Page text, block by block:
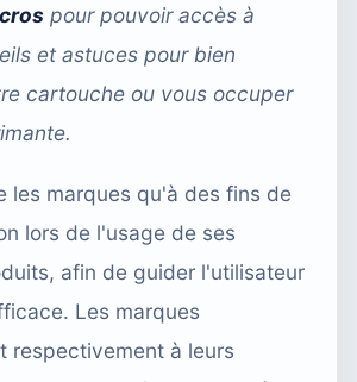
pour pouvoir accès à
et astuces pour bien
cartouche ou vous occuper
les marques qu'à des fins de
lors de l'usage de ses
afin de guider l'utilisateur
Les marques
respectivement à leurs